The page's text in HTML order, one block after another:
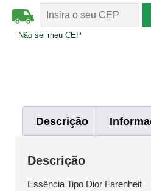
Não sei meu CEP
Descrição
Descrição
Essência Tipo Dior Farenheit